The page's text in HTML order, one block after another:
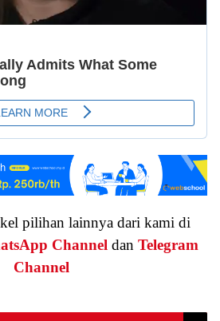
pilihan lainnya dari kami di
Channel dan Telegram
Channel